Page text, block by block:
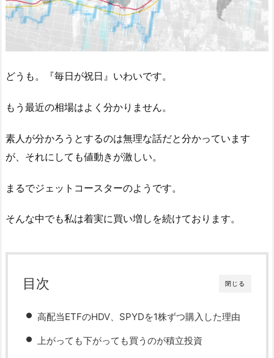
どうも。『毎日が祝日』いわいです。
もう最近の相場はよく分かりません。
素人が分かろうとするのは無理な話だと分かっています
が、それにしても値動きが激しい。
まるでジェットコースターのようです。
そんな中でも私は着実に買い増しを続けております。
閉じる
目次
高配当ETFのHDV、SPYDを1株ずつ購入した理由
上がっても下がっても買うのが積立投資